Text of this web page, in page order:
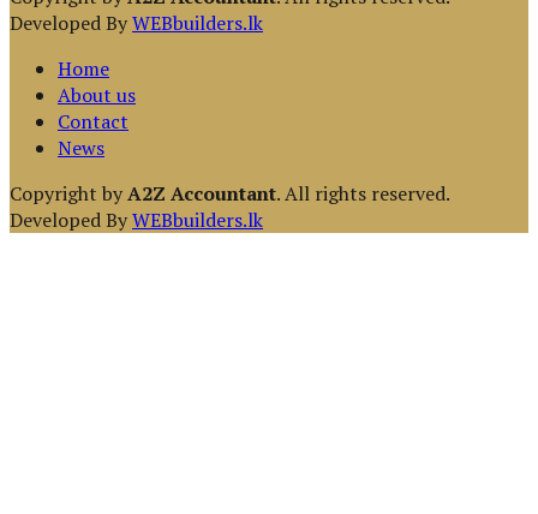
Developed ByWEBbuilders.lk
Home
About us
Contact
News
Copyright byA2Z Accountant. All rights reserved.
Developed ByWEBbuilders.lk